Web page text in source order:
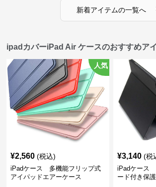
新着アイテムの一覧へ
ipadカバーiPad Air ケースのおすすめア
人気
¥2,560 (税込)
iPadケース 多機能フリップ式
アイパッドエアーケース
¥3,140 (税
iPadケース
ード付き保